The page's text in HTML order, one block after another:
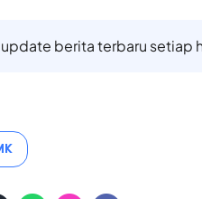
berita terbaru setiap